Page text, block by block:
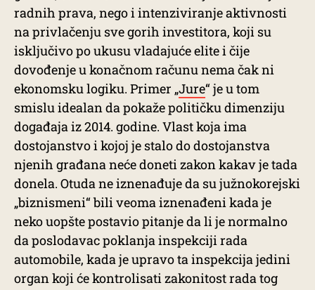
radnih prava, nego i intenziviranje aktivnosti
na privlačenju sve gorih investitora, koji su
isključivo po ukusu vladajuće elite i čije
dovođenje u konačnom računu nema čak ni
ekonomsku logiku. Primer „Jure“ je u tom
smislu idealan da pokaže političku dimenziju
događaja iz 2014. godine. Vlast koja ima
dostojanstvo i kojoj je stalo do dostojanstva
njenih građana neće doneti zakon kakav je tada
donela. Otuda ne iznenađuje da su južnokorejski
„biznismeni“ bili veoma iznenađeni kada je
neko uopšte postavio pitanje da li je normalno
da poslodavac poklanja inspekciji rada
automobile, kada je upravo ta inspekcija jedini
organ koji će kontrolisati zakonitost rada tog